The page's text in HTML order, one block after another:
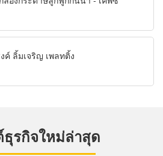
ค์ ลิ้มเจริญ เพลทติ้ง
ธุรกิจใหม่ล่าสุด